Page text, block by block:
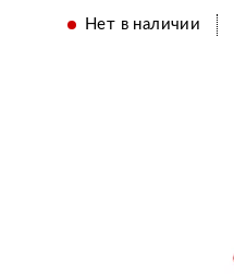
Нет в наличии